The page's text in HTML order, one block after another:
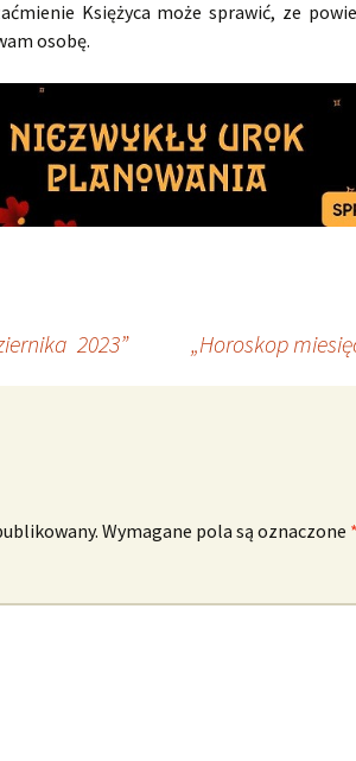
Księżyca może sprawić, ze
osobę.
2023” „Horoskop
Wymagane pola są oznaczone